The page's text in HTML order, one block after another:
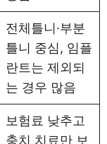
전체틀니·부분
틀니 중심, 임플
란트는 제외되
는 경우 많음
보험료 낮추고
충치 치료만 보